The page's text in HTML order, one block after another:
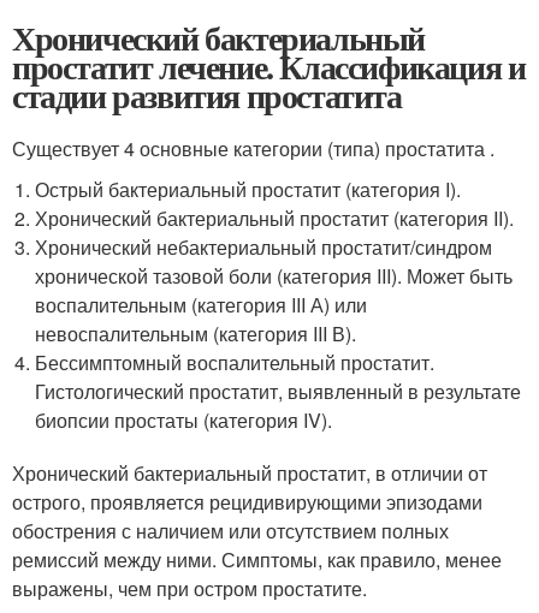
Хронический бактериальный
простатит лечение. Классификация и
стадии развития простатита
Существует 4 основные категории (типа) простатита .
Острый бактериальный простатит (категория I).
Хронический бактериальный простатит (категория II).
Хронический небактериальный простатит/синдром
хронической тазовой боли (категория III). Может быть
воспалительным (категория III А) или
невоспалительным (категория III В).
Бессимптомный воспалительный простатит.
Гистологический простатит, выявленный в результате
биопсии простаты (категория IV).
Хронический бактериальный простатит, в отличии от
острого, проявляется рецидивирующими эпизодами
обострения с наличием или отсутствием полных
ремиссий между ними. Симптомы, как правило, менее
выражены, чем при остром простатите.